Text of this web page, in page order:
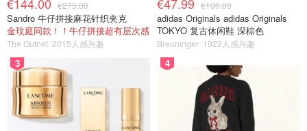
€144.00 €275.00
Sandro 牛仔拼接麻花针织夹克
金玟庭同款！！牛仔拼接超有层次感
The Outnet 2015人感兴趣
€47.99 €100.00
adidas Originals adidas Originals
TOKYO 复古休闲鞋 深棕色
Breuninger 1922人感兴趣
3 4